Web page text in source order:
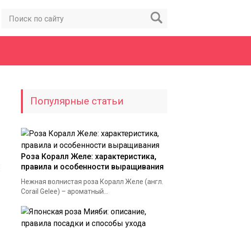
Популярные статьи
Роза Коралл Желе: характеристика,
правила и особенности выращивания
Нежная волнистая роза Коралл Желе (англ.
Corail Gelee) – ароматный...